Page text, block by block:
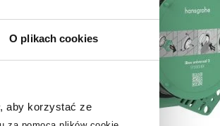
O plikach cookies
, aby korzystać ze